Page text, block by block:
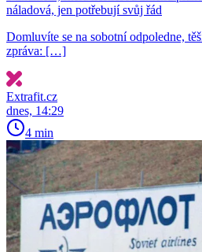
náladová, jen potřebují svůj řád
Domluvíte se na sobotní odpoledne,
zpráva: […]
Extrafit.cz
dnes, 14:29
4 min